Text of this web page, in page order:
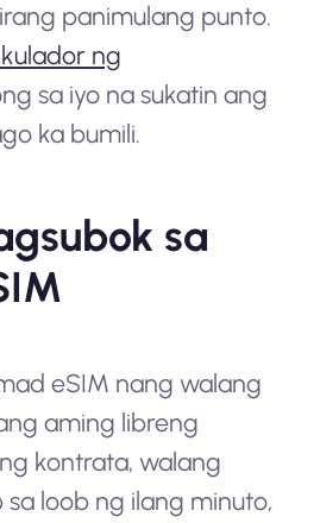
panimulang punto.
ng
sa iyo na sukatin ang
ka bumili.
sa
eSIM nang walang
aming libreng
kontrata, walang
loob ng ilang minuto,